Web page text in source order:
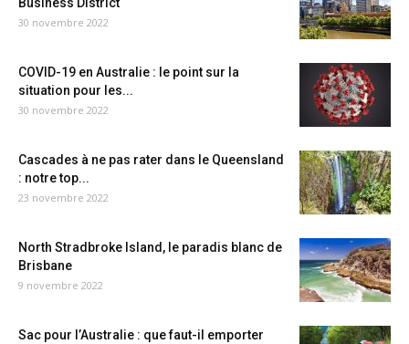
30 novembre 2022
COVID-19 en Australie : le point sur la
situation pour les...
30 novembre 2022
Cascades à ne pas rater dans le Queensland
: notre top...
23 novembre 2022
North Stradbroke Island, le paradis blanc de
Brisbane
9 novembre 2022
Sac pour l’Australie : que faut-il emporter